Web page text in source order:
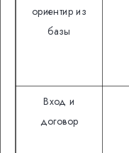
ориентир из
базы
Вход и
договор